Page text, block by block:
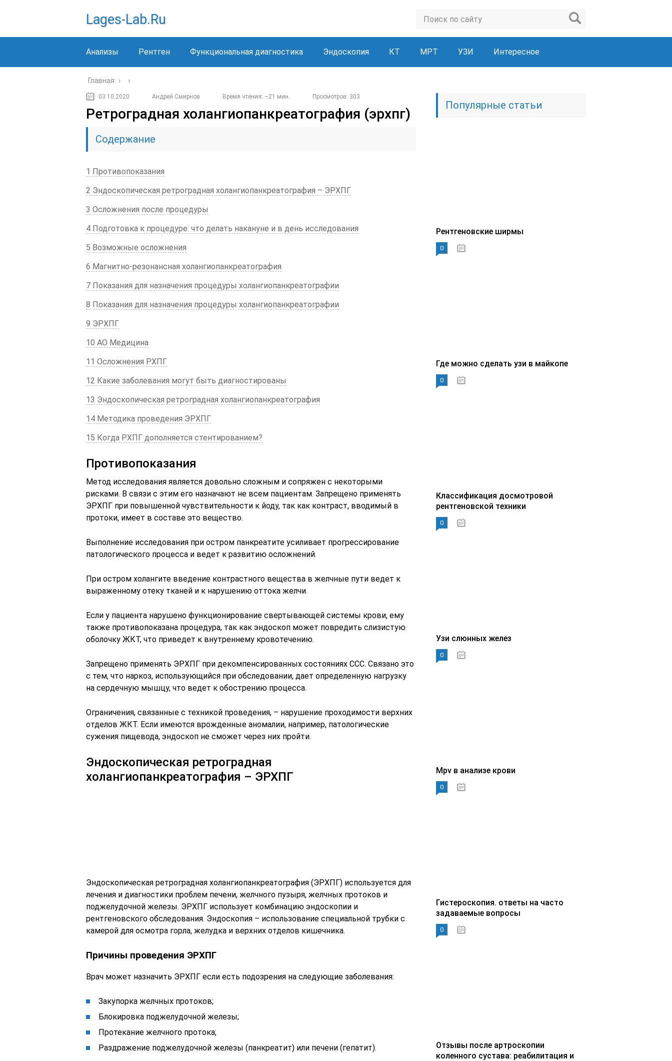
Lages-Lab.ru
Анализы Рентген Функциональная диагностика Эндоскопия КТ МРТ УЗИ Интересное
Главная › ›
03.10.2020 Андрей Смирнов Время чтения: ~21 мин. Просмотров: 303
Ретроградная холангиопанкреа­тография (эрхпг)
Содержание
1 Противопоказания
2 Эндоскопическая ретроградная холангиопанкреатография – ЭРХПГ
3 Осложнения после процедуры
4 Подготовка к процедуре: что делать накануне и в день исследования
5 Возможные осложнения
6 Магнитно-резонансная холангиопанкреатография
7 Показания для назначения процедуры холангиопанкреатографии
8 Показания для назначения процедуры холангиопанкреатографии
9 ЭРХПГ
10 АО Медицина
11 Осложнения РХПГ
12 Какие заболевания могут быть диагностированы
13 Эндоскопическая ретроградная холангиопанкреатография
14 Методика проведения ЭРХПГ
15 Когда РХПГ дополняется стентированием?
Противопоказания
Метод исследования является довольно сложным и сопряжен с некоторыми
рисками. В связи с этим его назначают не всем пациентам. Запрещено применять
ЭРХПГ при повышенной чувствительности к йоду, так как контраст, вводимый в
протоки, имеет в составе это вещество.
Выполнение исследования при остром панкреатите усиливает прогрессирование
патологического процесса и ведет к развитию осложнений.
При остром холангите введение контрастного вещества в желчные пути ведет к
выраженному отеку тканей и к нарушению оттока желчи.
Если у пациента нарушено функционирование свертывающей системы крови, ему
также противопоказана процедура, так как эндоскоп может повредить слизистую
оболочку ЖКТ, что приведет к внутреннему кровотечению.
Запрещено применять ЭРХПГ при декомпенсированных состояниях ССС. Связано это
с тем, что наркоз, использующийся при обследовании, дает определенную нагрузку
на сердечную мышцу, что ведет к обострению процесса.
Ограничения, связанные с техникой проведения, – нарушение проходимости верхних
отделов ЖКТ. Если имеются врожденные аномалии, например, патологические
сужения пищевода, эндоскоп не сможет через них пройти.
Эндоскопическая ретроградная
холангиопанкреатография – ЭРХПГ
Эндоскопическая ретроградная холангиопанкреатография (ЭРХПГ) используется для
лечения и диагностики проблем печени, желчного пузыря, желчных протоков и
поджелудочной железы. ЭРХПГ использует комбинацию эндоскопии и
рентгеновского обследования. Эндоскопия – использование специальной трубки с
камерой для осмотра горла, желудка и верхних отделов кишечника.
Причины проведения ЭРХПГ
Врач может назначить ЭРХПГ если есть подозрения на следующие заболевания:
Закупорка желчных протоков;
Блокировка поджелудочной железы;
Протекание желчного протока;
Раздражение поджелудочной железы (панкреатит) или печени (гепатит).
Популярные статьи
Рентгеновские ширмы
0
Где можно сделать узи в майкопе
0
Классификация досмотровой
рентгеновской техники
0
Узи слюнных желез
0
Mpv в анализе крови
0
Гистероскопия. ответы на часто
задаваемые вопросы
0
Отзывы после артроскопии
коленного сустава: реабилитация и